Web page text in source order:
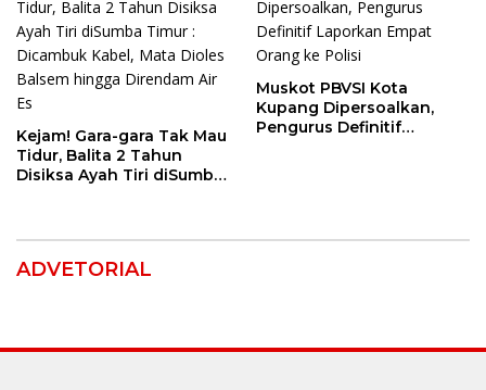
Kejam! Gara-gara Tak Mau
Tidur, Balita 2 Tahun
Disiksa Ayah Tiri diSumba
Muskot PBVSI Kota
Kupang Dipersoalkan,
Pengurus Definitif
ADVETORIAL